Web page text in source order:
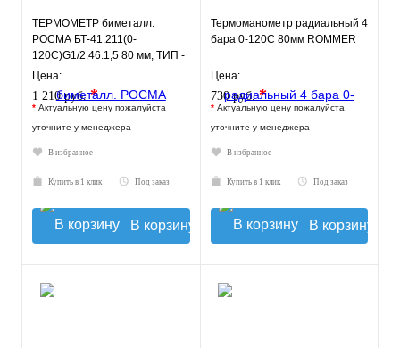
ТЕРМОМЕТР биметалл.
РОСМА БТ-41.211(0-
120С)G1/2.46.1,5 80 мм, ТИП -
БТ-41 корпус - хромированная
Цена:
1 210 руб.*
* Актуальную цену пожалуйста
уточните у менеджера
В избранное
Купить в 1 клик Под заказ
В корзину
Термоманометр радиальный 4
бара 0-120С 80мм ROMMER
Цена:
730 руб.*
* Актуальную цену пожалуйста
уточните у менеджера
В избранное
Купить в 1 клик Под заказ
В корзину